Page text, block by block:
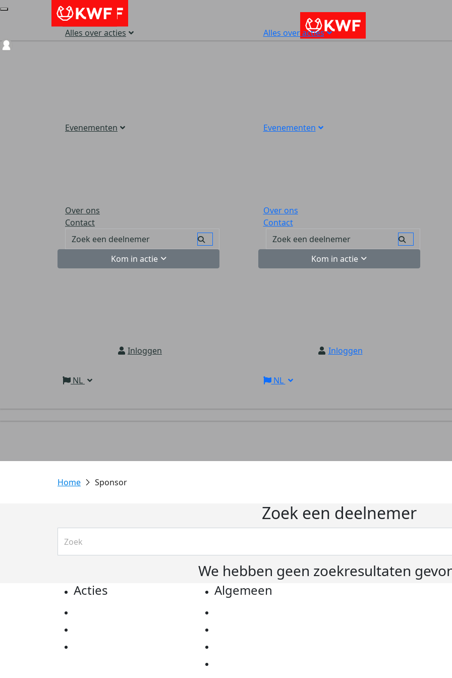
Alles over acties
Evenementen
Over ons
Contact
Kom in actie
Inloggen
NL
Alles over acties
Evenementen
Over ons
Contact
Kom in actie
Inloggen
NL
Sponsor
Zoek een deelnemer
We hebben geen zoekresultaten
Acties Algemeen